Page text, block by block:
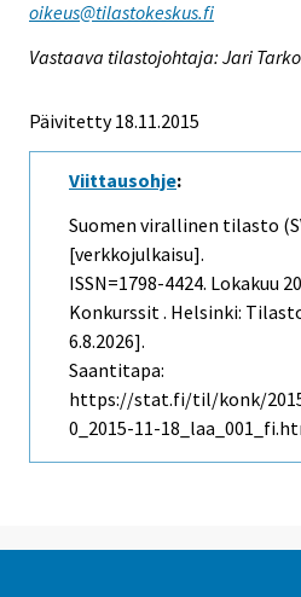
oikeus@tilastokeskus.fi
Vastaava tilastojohtaja: Jari
Päivitetty 18.11.2015
Viittausohje:
Suomen virallinen tilasto
[verkkojulkaisu].
ISSN=1798-4424. Lokakuu
Konkurssit . Helsinki:
6.8.2026].
Saantitapa:
https://stat.fi/til/konk/
0_2015-11-